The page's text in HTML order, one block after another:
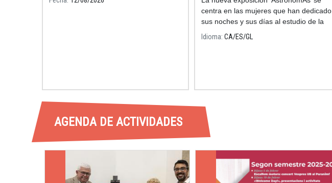
centra en las mujeres que han dedicado
sus noches y sus días al estudio de la
astronomía.
Idioma CA ES GL
AGENDA DE ACTIVIDADES